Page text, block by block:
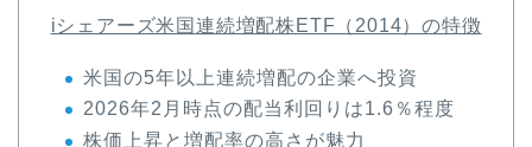
iシェアーズ米国連続増配株ETF（2014）の特徴
米国の5年以上連続増配の企業へ投資
2026年2月時点の配当利回りは1.6％程度
株価上昇と増配率の高さが魅力